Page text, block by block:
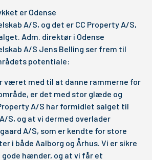
er Odense
A/S, og det er CC Property A/S,
Adm. direktør i Odense
A/S Jens Belling ser frem til
potentiale:
været med til at danne rammerne for
er det med stor glæde og
A/S har formidlet salget til
S, og at vi dermed overlader
A/S, som er kendte for store
i både Aalborg og Århus. Vi er sikre
hænder, og at vi får et